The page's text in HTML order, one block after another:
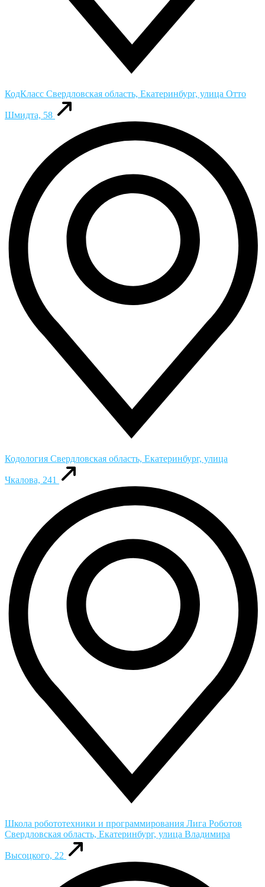
КодКласс Свердловская область, Екатеринбург, улица Отто
Шмидта, 58
Кодология Свердловская область, Екатеринбург, улица
Чкалова, 241
Школа робототехники и программирования Лига Роботов
Свердловская область, Екатеринбург, улица Владимира
Высоцкого, 22